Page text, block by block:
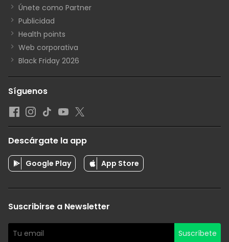
Únete como Partner
Publicidad
Health points
Web corporativa
Black Friday 2026
Síguenos
Descárgate la app
Google Play App Store
Suscribirse a Newsletter
Suscríbete